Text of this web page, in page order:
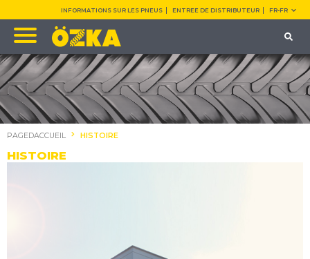
INFORMATIONS SUR LES PNEUS ENTREE DE DISTRIBUTEUR FR-FR
PAGEDACCUEIL HISTOIRE
HISTOIRE